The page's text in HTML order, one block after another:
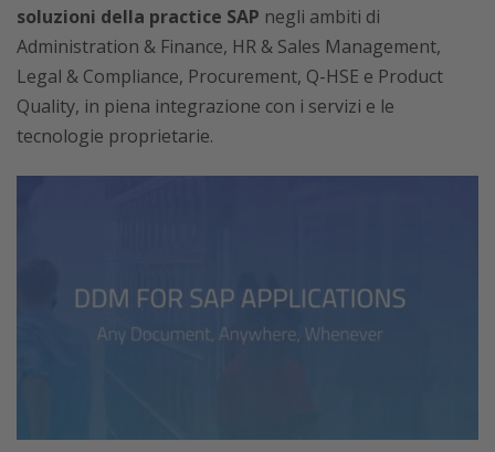
soluzioni della practice SAP negli ambiti di
Administration & Finance, HR & Sales Management,
Legal & Compliance, Procurement, Q-HSE e Product
Quality, in piena integrazione con i servizi e le
tecnologie proprietarie.